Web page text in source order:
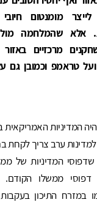
מומנטום
אלא שהמלחמה
מרכזיים
ועל טראמפ וכמובן
המדיניות האמריקאית
ערב צריך לקחת
שדפוסי המדיניות
ממשלו
במזרח התיכון